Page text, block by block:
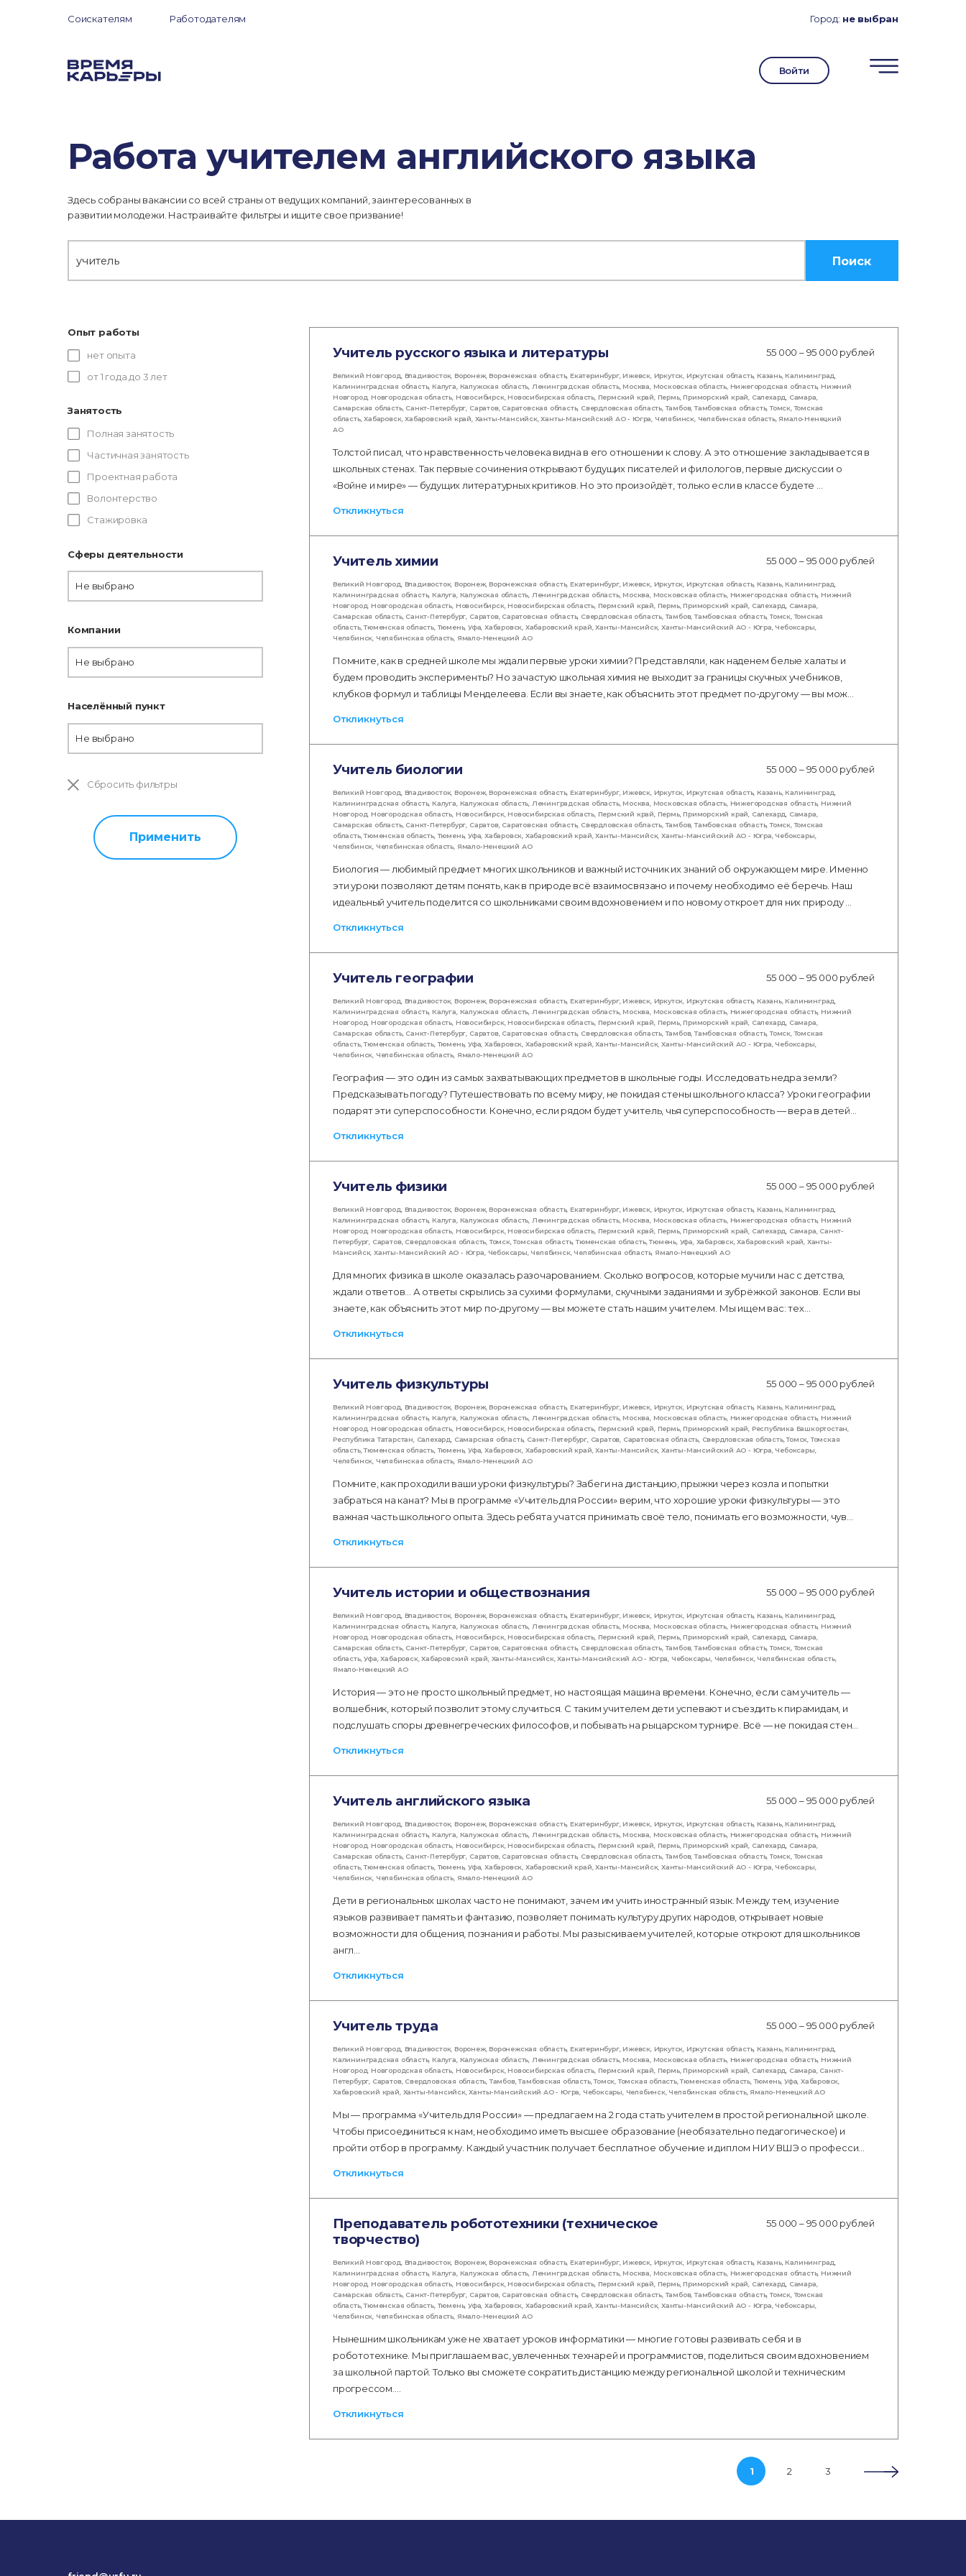
Соискателям Работодателям Город: не выбран
Войти
Работа учителем английского языка
Здесь собраны вакансии со всей страны от ведущих компаний, заинтересованных в
развитии молодежи. Настраивайте фильтры и ищите свое призвание!
Поиск
Опыт работы
нет опыта
от 1 года до 3 лет
Занятость
Полная занятость
Частичная занятость
Проектная работа
Волонтерство
Стажировка
Сферы деятельности
Не выбрано
Компании
Не выбрано
Населённый пункт
Не выбрано
Сбросить фильтры
Применить
Учитель русского языка и литературы 55 000 – 95 000 рублей
Великий Новгород Владивосток, Воронеж, Воронежская область, Екатеринбург, Ижевск, Иркутск Иркутская область, Казань, Калининград
Калининградская область, Калуга Калужская область Ленинградская область, Москва Московская область, Нижегородская область, Нижний
Новгород Новгородская область Новосибирск, Новосибирская область, Пермский край Пермь, Приморский край Салехард Самара
Самарская область, Санкт-Петербург Саратов, Саратовская область, Свердловская область,Тамбов,Тамбовская область,Томск,Томская
область,Хабаровск,Хабаровский край Ханты-Мансийск,Ханты-Мансийский АО - Югра Челябинск, Челябинская область, Ямало-Ненецкий
АО
Толстой писал, что нравственность человека видна в его отношении к слову. А это отношение закладывается в
школьных стенах. Так первые сочинения открывают будущих писателей и филологов, первые дискуссии о
«Войне и мире» — будущих литературных критиков. Но это произойдёт, только если в классе будете …
Откликнуться
Учитель химии 55 000 – 95 000 рублей
Великий Новгород Владивосток, Воронеж, Воронежская область, Екатеринбург, Ижевск, Иркутск Иркутская область, Казань, Калининград
Калининградская область, Калуга Калужская область Ленинградская область, Москва Московская область, Нижегородская область, Нижний
Новгород Новгородская область Новосибирск, Новосибирская область, Пермский край Пермь, Приморский край Салехард Самара
Самарская область, Санкт-Петербург Саратов, Саратовская область, Свердловская область,Тамбов,Тамбовская область,Томск,Томская
область,Тюменская область,Тюмень, Уфа Хабаровск Хабаровский край ,Ханты-Мансийск, Ханты-Мансийский АО - Югра Чебоксары
Челябинск Челябинская область Ямало-Ненецкий АО
Помните, как в средней школе мы ждали первые уроки химии? Представляли, как наденем белые халаты и
будем проводить эксперименты? Но зачастую школьная химия не выходит за границы скучных учебников,
клубков формул и таблицы Менделеева. Если вы знаете, как объяснить этот предмет по-другому — вы мож…
Откликнуться
Учитель биологии 55 000 – 95 000 рублей
Великий Новгород Владивосток, Воронеж, Воронежская область, Екатеринбург, Ижевск, Иркутск Иркутская область, Казань, Калининград
Калининградская область, Калуга Калужская область Ленинградская область, Москва Московская область, Нижегородская область, Нижний
Новгород Новгородская область Новосибирск, Новосибирская область, Пермский край Пермь, Приморский край Салехард Самара
Самарская область, Санкт-Петербург Саратов, Саратовская область, Свердловская область,Тамбов,Тамбовская область,Томск,Томская
область,Тюменская область,Тюмень, Уфа Хабаровск Хабаровский край ,Ханты-Мансийск, Ханты-Мансийский АО - Югра Чебоксары
Челябинск Челябинская область Ямало-Ненецкий АО
Биология — любимый предмет многих школьников и важный источник их знаний об окружающем мире. Именно
эти уроки позволяют детям понять, как в природе всё взаимосвязано и почему необходимо её беречь. Наш
идеальный учитель поделится со школьниками своим вдохновением и по новому откроет для них природу …
Откликнуться
Учитель географии 55 000 – 95 000 рублей
Великий Новгород Владивосток, Воронеж, Воронежская область, Екатеринбург, Ижевск, Иркутск Иркутская область, Казань, Калининград
Калининградская область, Калуга Калужская область Ленинградская область, Москва Московская область, Нижегородская область, Нижний
Новгород Новгородская область Новосибирск, Новосибирская область, Пермский край Пермь, Приморский край Салехард Самара
Самарская область, Санкт-Петербург Саратов, Саратовская область, Свердловская область,Тамбов,Тамбовская область,Томск,Томская
область,Тюменская область,Тюмень, Уфа Хабаровск Хабаровский край ,Ханты-Мансийск, Ханты-Мансийский АО - Югра Чебоксары
Челябинск Челябинская область Ямало-Ненецкий АО
География — это один из самых захватывающих предметов в школьные годы. Исследовать недра земли?
Предсказывать погоду? Путешествовать по всему миру, не покидая стены школьного класса? Уроки географии
подарят эти суперспособности. Конечно, если рядом будет учитель, чья суперспособность — вера в детей…
Откликнуться
Учитель физики 55 000 – 95 000 рублей
Великий Новгород Владивосток, Воронеж, Воронежская область, Екатеринбург, Ижевск, Иркутск Иркутская область, Казань, Калининград
Калининградская область, Калуга Калужская область Ленинградская область, Москва Московская область, Нижегородская область, Нижний
Новгород Новгородская область Новосибирск, Новосибирская область, Пермский край Пермь, Приморский край Салехард Самара Санкт-
Петербург Саратов, Свердловская область ,Томск,Томская область,Тюменская область,Тюмень, Уфа Хабаровск,Хабаровский край Ханты-
Мансийск,Ханты-Мансийский АО - Югра Чебоксары Челябинск, Челябинская область, Ямало-Ненецкий АО
Для многих физика в школе оказалась разочарованием. Сколько вопросов, которые мучили нас с детства,
ждали ответов... А ответы скрылись за сухими формулами, скучными заданиями и зубрёжкой законов. Если вы
знаете, как объяснить этот мир по-другому — вы можете стать нашим учителем. Мы ищем вас: тех…
Откликнуться
Учитель физкультуры 55 000 – 95 000 рублей
Великий Новгород Владивосток, Воронеж, Воронежская область, Екатеринбург, Ижевск, Иркутск Иркутская область, Казань, Калининград
Калининградская область, Калуга Калужская область Ленинградская область, Москва Московская область, Нижегородская область, Нижний
Новгород Новгородская область Новосибирск, Новосибирская область, Пермский край Пермь, Приморский край Республика Башкортостан
Республика Татарстан
Салехард Самарская область, Санкт-Петербург, Саратов Саратовская область, Свердловская область,Томск ,Томская
область,Тюменская область,Тюмень, Уфа Хабаровск Хабаровский край ,Ханты-Мансийск, Ханты-Мансийский АО - Югра Чебоксары
Челябинск Челябинская область Ямало-Ненецкий АО
Помните, как проходили ваши уроки физкультуры? Забеги на дистанцию, прыжки через козла и попытки
забраться на канат? Мы в программе «Учитель для России» верим, что хорошие уроки физкультуры — это
важная часть школьного опыта. Здесь ребята учатся принимать своё тело, понимать его возможности, чув…
Откликнуться
Учитель истории и обществознания 55 000 – 95 000 рублей
Великий Новгород Владивосток, Воронеж, Воронежская область, Екатеринбург, Ижевск, Иркутск Иркутская область, Казань, Калининград
Калининградская область, Калуга Калужская область Ленинградская область, Москва Московская область, Нижегородская область, Нижний
Новгород Новгородская область Новосибирск, Новосибирская область, Пермский край Пермь, Приморский край Салехард Самара
Самарская область, Санкт-Петербург Саратов, Саратовская область, Свердловская область,Тамбов,Тамбовская область,Томск,Томская
область,Уфа ,Хабаровск,Хабаровский край Ханты-Мансийск,Ханты-Мансийский АО - Югра Чебоксары Челябинск, Челябинская область,
Ямало-Ненецкий АО
История — это не просто школьный предмет, но настоящая машина времени. Конечно, если сам учитель —
волшебник, который позволит этому случиться. С таким учителем дети успевают и съездить к пирамидам, и
подслушать споры древнегреческих философов, и побывать на рыцарском турнире. Всё — не покидая стен…
Откликнуться
Учитель английского языка 55 000 – 95 000 рублей
Великий Новгород Владивосток, Воронеж, Воронежская область, Екатеринбург, Ижевск, Иркутск Иркутская область, Казань, Калининград
Калининградская область, Калуга Калужская область Ленинградская область, Москва Московская область, Нижегородская область, Нижний
Новгород Новгородская область Новосибирск, Новосибирская область, Пермский край Пермь, Приморский край Салехард Самара
Самарская область, Санкт-Петербург Саратов, Саратовская область, Свердловская область,Тамбов,Тамбовская область,Томск,Томская
область,Тюменская область,Тюмень, Уфа Хабаровск Хабаровский край ,Ханты-Мансийск, Ханты-Мансийский АО - Югра Чебоксары
Челябинск Челябинская область Ямало-Ненецкий АО
Дети в региональных школах часто не понимают, зачем им учить иностранный язык. Между тем, изучение
языков развивает память и фантазию, позволяет понимать культуру других народов, открывает новые
возможности для общения, познания и работы. Мы разыскиваем учителей, которые откроют для школьников
англ…
Откликнуться
Учитель труда 55 000 – 95 000 рублей
Великий Новгород Владивосток, Воронеж, Воронежская область, Екатеринбург, Ижевск, Иркутск Иркутская область, Казань, Калининград
Калининградская область, Калуга Калужская область Ленинградская область, Москва Московская область, Нижегородская область, Нижний
Новгород Новгородская область Новосибирск, Новосибирская область, Пермский край Пермь, Приморский край Салехард Самара Санкт-
Петербург Саратов, Свердловская область ,Тамбов,Тамбовская область,Томск ,Томская область,Тюменская область,Тюмень,Уфа ,Хабаровск
Хабаровский край Ханты-Мансийск,Ханты-Мансийский АО - Югра Чебоксары Челябинск, Челябинская область, Ямало-Ненецкий АО
Мы — программа «Учитель для России» — предлагаем на 2 года стать учителем в простой региональной школе.
Чтобы присоединиться к нам, необходимо иметь высшее образование (необязательно педагогическое) и
пройти отбор в программу. Каждый участник получает бесплатное обучение и диплом НИУ ВШЭ о професси…
Откликнуться
Преподаватель робототехники (техническое
творчество)
55 000 – 95 000 рублей
Великий Новгород Владивосток, Воронеж, Воронежская область, Екатеринбург, Ижевск, Иркутск Иркутская область, Казань, Калининград
Калининградская область, Калуга Калужская область Ленинградская область, Москва Московская область, Нижегородская область, Нижний
Новгород Новгородская область Новосибирск, Новосибирская область, Пермский край Пермь, Приморский край Салехард Самара
Самарская область, Санкт-Петербург Саратов, Саратовская область, Свердловская область,Тамбов,Тамбовская область,Томск,Томская
область,Тюменская область,Тюмень, Уфа Хабаровск Хабаровский край ,Ханты-Мансийск, Ханты-Мансийский АО - Югра Чебоксары
Челябинск Челябинская область Ямало-Ненецкий АО
Нынешним школьникам уже не хватает уроков информатики — многие готовы развивать себя и в
робототехнике. Мы приглашаем вас, увлеченных технарей и программистов, поделиться своим вдохновением
за школьной партой. Только вы сможете сократить дистанцию между региональной школой и техническим
прогрессом.…
Откликнуться
1 2 3